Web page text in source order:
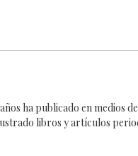
ha publicado en medios
libros y artículos